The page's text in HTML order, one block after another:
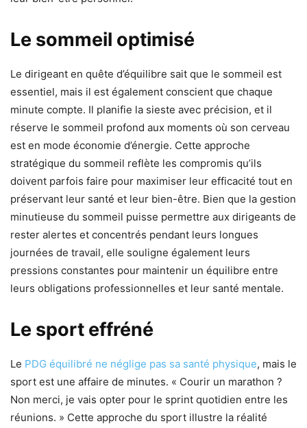
Le sommeil optimisé
Le dirigeant en quête d’équilibre sait que le sommeil est
essentiel, mais il est également conscient que chaque
minute compte. Il planifie la sieste avec précision, et il
réserve le sommeil profond aux moments où son cerveau
est en mode économie d’énergie. Cette approche
stratégique du sommeil reflète les compromis qu’ils
doivent parfois faire pour maximiser leur efficacité tout en
préservant leur santé et leur bien-être. Bien que la gestion
minutieuse du sommeil puisse permettre aux dirigeants de
rester alertes et concentrés pendant leurs longues
journées de travail, elle souligne également leurs
pressions constantes pour maintenir un équilibre entre
leurs obligations professionnelles et leur santé mentale.
Le sport effréné
Le PDG équilibré ne néglige pas sa santé physique, mais le
sport est une affaire de minutes. « Courir un marathon ?
Non merci, je vais opter pour le sprint quotidien entre les
réunions. » Cette approche du sport illustre la réalité